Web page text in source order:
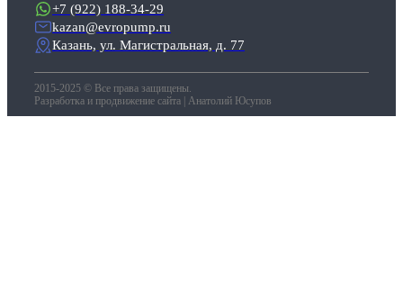
+7 (922) 188-34-29
kazan@evropump.ru
Казань, ​ул. Магистральная, д. 77
2015-2025 © Все права защищены.
Разработка и продвижение сайта | Анатолий Юсупов